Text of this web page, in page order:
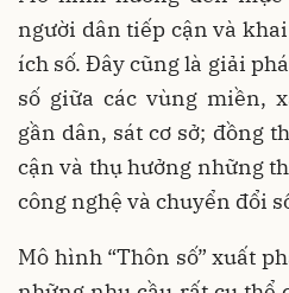
người dân tiếp cận và
ích số. Đây cũng là giải
số giữa các vùng miền,
gần dân, sát cơ sở; đồng
cận và thụ hưởng những
công nghệ và chuyển đổi
Mô hình “Thôn số” xuất